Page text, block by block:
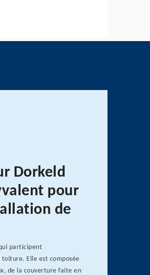
Dorkeld
pour
de
participent
Elle est composée
de la couverture faite en